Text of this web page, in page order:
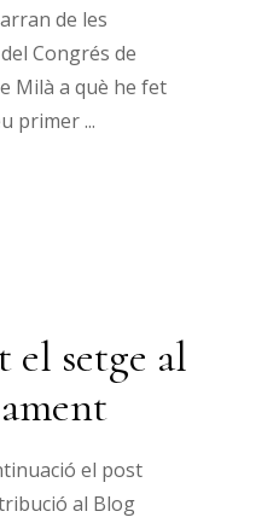
de les
Congrés de
Milà a què he fet
primer
el setge al
el post
al Blog